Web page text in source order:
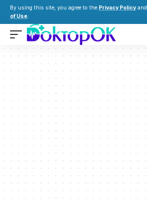
By using this site, you agree to the Privacy Policy and
of Use.